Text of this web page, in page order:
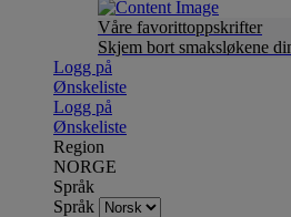
Våre favorittoppskrifter
Skjem bort smaksløkene
Logg på
Ønskeliste
Logg på
Ønskeliste
Region
NORGE
Språk
Språk